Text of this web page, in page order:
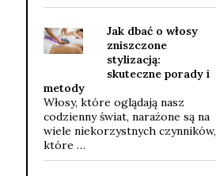
Jak dbać o włosy
zniszczone
stylizacją:
skuteczne porady i
metody
Włosy, które oglądają nasz
codzienny świat, narażone są na
wiele niekorzystnych czynników,
które …